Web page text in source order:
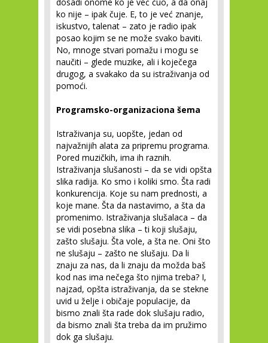
ko nije – ipak čuje. E, to je već znanje,
iskustvo, talenat – zato je radio ipak
posao kojim se ne može svako baviti.
No, mnoge stvari pomažu i mogu se
naučiti – glede muzike, ali i koječega
drugog, a svakako da su istraživanja od
pomoći.
Programsko-organizaciona šema
Istraživanja su, uopšte, jedan od
najvažnijih alata za pripremu programa.
Pored muzičkih, ima ih raznih.
Istraživanja slušanosti – da se vidi opšta
slika radija. Ko smo i koliki smo. Šta radi
konkurencija. Koje su nam prednosti, a
koje mane. Šta da nastavimo, a šta da
promenimo. Istraživanja slušalaca – da
se vidi posebna slika – ti koji slušaju,
zašto slušaju. Šta vole, a šta ne. Oni što
ne slušaju – zašto ne slušaju. Da li
znaju za nas, da li znaju da možda baš
kod nas ima nečega što njima treba? I,
najzad, opšta istraživanja, da se stekne
uvid u želje i običaje populacije, da
bismo znali šta rade dok slušaju radio,
da bismo znali šta treba da im pružimo
dok ga slušaju.